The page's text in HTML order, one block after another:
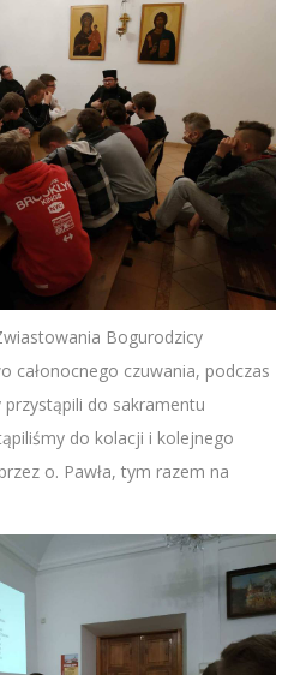
Bogurodzicy
całonocnego czuwania, podczas
do sakramentu
do kolacji i kolejnego
o. Pawła, tym razem na